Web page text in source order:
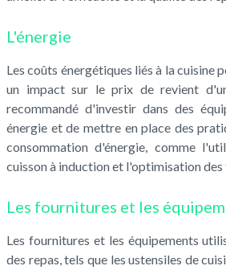
L'énergie
Les coûts énergétiques liés à la cuisine
un impact sur le prix de revient
recommandé d'investir dans des
énergie et de mettre en place des
consommation d'énergie, comme
cuisson à induction et l'optimisation des
Les fournitures et les
Les fournitures et les équipements
des repas, tels que les ustensiles de